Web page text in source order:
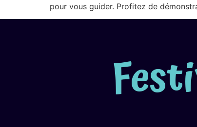
pour vous guider. Profitez de